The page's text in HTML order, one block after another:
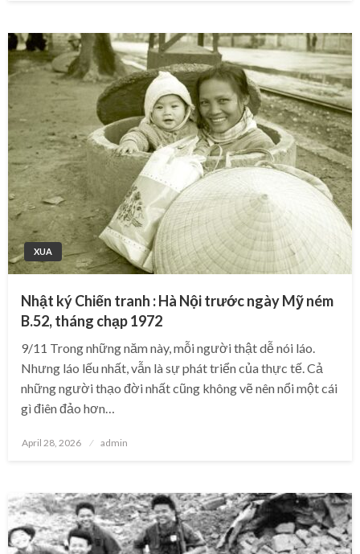
XUA
Nhật ký Chiến tranh : Hà Nội trước ngày Mỹ ném
B.52, tháng chạp 1972
9/11 Trong những năm này, mỗi người thật dễ nói láo.
Nhưng láo lếu nhất, vẫn là sự phát triển của thực tế. Cả
những người thạo đời nhất cũng không vẽ nên nổi một cái
gì điên đảo hơn…
Posted
April 28, 2026 admin